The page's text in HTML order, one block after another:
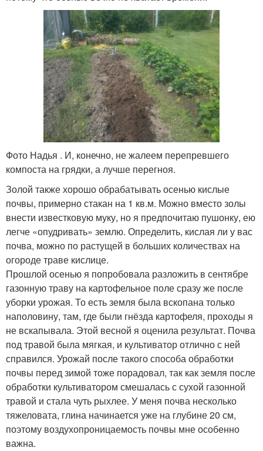
Фото Надья . И, конечно, не жалеем перепревшего
компоста на грядки, а лучше перегноя.
Золой также хорошо обрабатывать осенью кислые
почвы, примерно стакан на 1 кв.м. Можно вместо золы
внести известковую муку, но я предпочитаю пушонку, ею
легче «опудривать» землю. Определить, кислая ли у вас
почва, можно по растущей в больших количествах на
огороде траве кислице.
Прошлой осенью я попробовала разложить в сентябре
газонную траву на картофельное поле сразу же после
уборки урожая. То есть земля была вскопана только
наполовину, там, где были гнёзда картофеля, проходы я
не вскапывала. Этой весной я оценила результат. Почва
под травой была мягкая, и культиватор отлично с ней
справился. Урожай после такого способа обработки
почвы перед зимой тоже порадовал, так как земля после
обработки культиватором смешалась с сухой газонной
травой и стала чуть рыхлее. У меня почва несколько
тяжеловата, глина начинается уже на глубине 20 см,
поэтому воздухопроницаемость почвы мне особенно
важна.